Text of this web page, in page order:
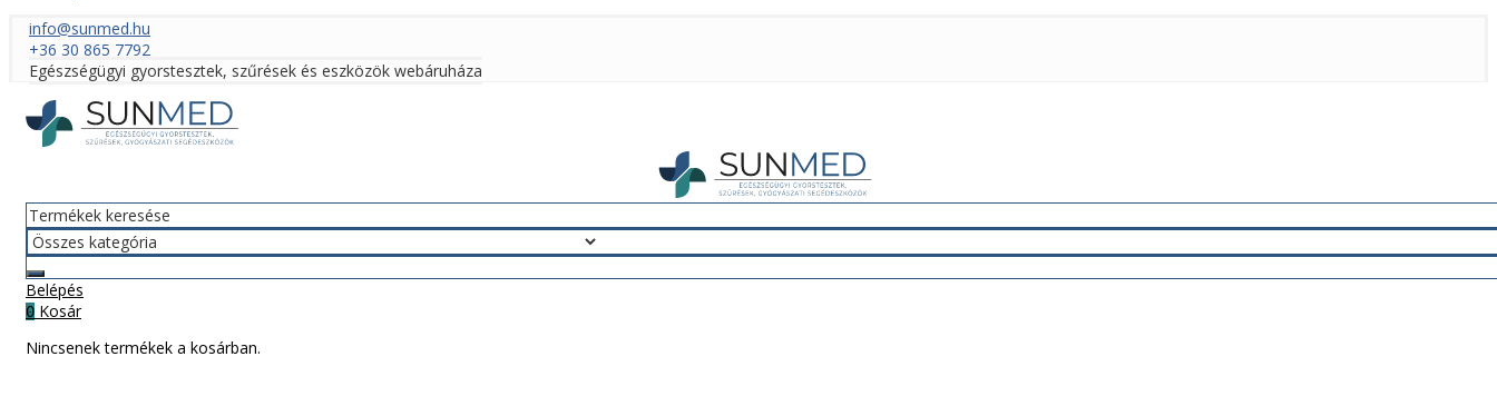
info@sunmed.hu
+36 30 865 7792
Egészségügyi gyorstesztek, szűrések és eszközök webáruháza
Belépés
0 Kosár
Nincsenek termékek a kosárban.